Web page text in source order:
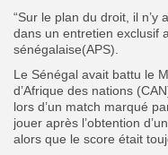
“Sur le plan du droit, il n’y
dans un entretien exclusif
sénégalaise(APS).
Le Sénégal avait battu le
d’Afrique des nations
lors d’un match marqué
jouer après l’obtention
alors que le score était